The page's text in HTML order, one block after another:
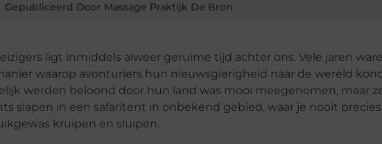
Gepubliceerd Door Massage Praktijk De Bron
ligt inmiddels alweer geruime tijd achter ons. Vele jaren
waarop avonturiers hun nieuwsgierigheid naar de wereld
werden beloond door hun land was mooi meegenomen, maar
slapen in een safaritent in onbekend gebied, waar je nooit
kruipen en sluipen.